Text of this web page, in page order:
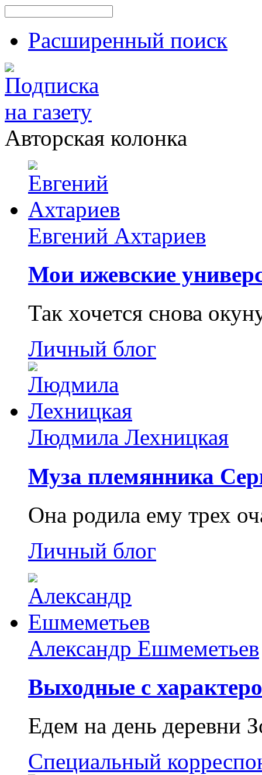
Расширенный поиск
Авторская колонка
Евгений Ахтариев
Мои ижевские
Так хочется снова
Личный блог
Людмила Лехницкая
Муза племянника
Она родила ему трех
Личный блог
Александр Ешмеметьев
Выходные с
Едем на день деревни
Специальный